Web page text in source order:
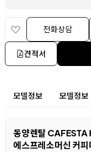
전화상담
견적서
상세 정보
모델정보 모델정보
동양렌탈 CAFESTA
에스프레소머신 커피